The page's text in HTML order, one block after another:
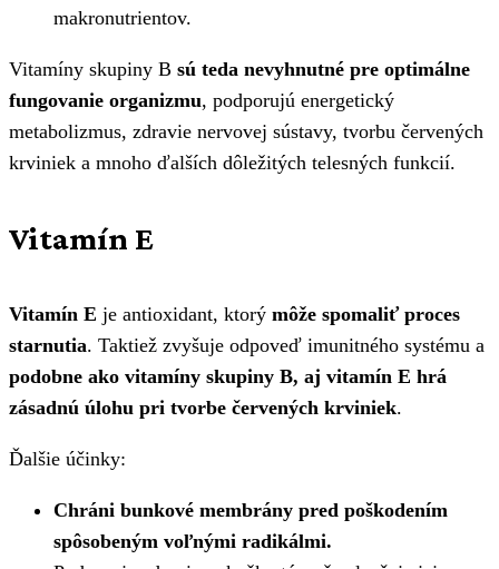
makronutrientov.
Vitamíny skupiny B sú teda nevyhnutné pre optimálne
fungovanie organizmu, podporujú energetický
metabolizmus, zdravie nervovej sústavy, tvorbu červených
krviniek a mnoho ďalších dôležitých telesných funkcií.
Vitamín E
Vitamín E je antioxidant, ktorý môže spomaliť proces
starnutia. Taktiež zvyšuje odpoveď imunitného systému a
podobne ako vitamíny skupiny B, aj vitamín E hrá
zásadnú úlohu pri tvorbe červených krviniek.
Ďalšie účinky:
Chráni bunkové membrány pred poškodením
spôsobeným voľnými radikálmi.